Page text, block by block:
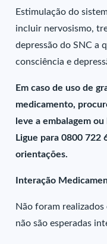
Estimulação do
incluir nervosismo,
depressão do SNC a
consciência e
Em caso de uso de
medicamento,
leve a embalagem
Ligue para 0800 722
orientações.
Interação
Não foram
não são esperadas